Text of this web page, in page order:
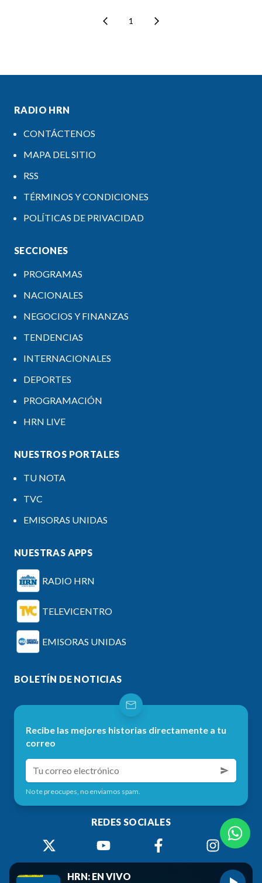
1
RADIO HRN
CONTÁCTENOS
MAPA DEL SITIO
RSS
TÉRMINOS Y CONDICIONES
POLÍTICAS DE PRIVACIDAD
SECCIONES
PROGRAMAS
NACIONALES
NEGOCIOS Y FINANZAS
TENDENCIAS
INTERNACIONALES
DEPORTES
PROGRAMACIÓN
HRN LIVE
NUESTROS PORTALES
TU NOTA
TVC
EMISORAS UNIDAS
NUESTRAS APPS
RADIO HRN
TELEVICENTRO
EMISORAS UNIDAS
BOLETÍN DE NOTICIAS
Recibe las mejores historias directamente a tu
correo
No te preocupes, no enviamos spam.
REDES SOCIALES
HRN: EN VIVO